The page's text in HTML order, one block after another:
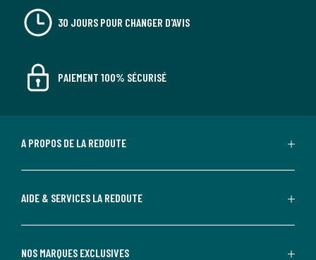
30 JOURS POUR CHANGER D'AVIS
PAIEMENT 100% SÉCURISÉ
A PROPOS DE LA REDOUTE
AIDE & SERVICES LA REDOUTE
NOS MARQUES EXCLUSIVES